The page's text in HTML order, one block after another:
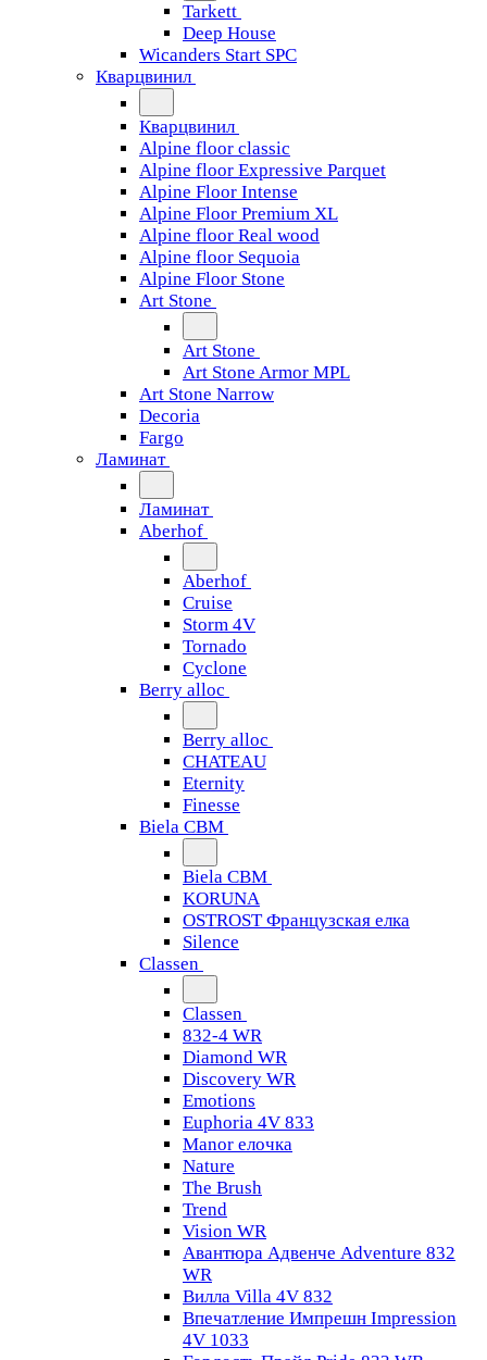
Tarkett
Deep House
Wicanders Start SPC
Кварцвинил
Кварцвинил
Alpine floor classic
Alpine floor Expressive Parquet
Alpine Floor Intense
Alpine Floor Premium XL
Alpine floor Real wood
Alpine floor Sequoia
Alpine Floor Stone
Art Stone
Art Stone
Art Stone Armor MPL
Art Stone Narrow
Decoria
Fargo
Ламинат
Ламинат
Aberhof
Aberhof
Cruise
Storm 4V
Tornado
Сyclone
Berry alloc
Berry alloc
CHATEAU
Eternity
Finesse
Biela CBM
Biela CBM
KORUNA
OSTROST Французская елка
Silence
Classen
Classen
832-4 WR
Diamond WR
Discovery WR
Emotions
Euphoria 4V 833
Manor елочка
Nature
The Brush
Trend
Vision WR
Авантюра Адвенче Adventure 832
WR
Вилла Villa 4V 832
Впечатление Импрешн Impression
4V 1033